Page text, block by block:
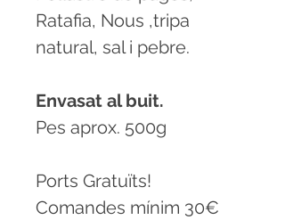
Ratafia, Nous ,tripa
natural, sal i pebre.
Envasat al buit.
Pes aprox. 500g
Ports Gratuïts!
Comandes mínim 30€